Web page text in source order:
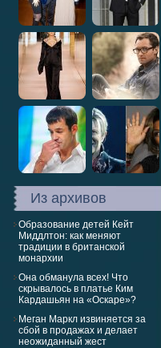
Из архивов
Образование детей Кейт
Миддлтон: как меняют
традиции в британской
монархии
Она обманула всех! Что
скрывалось в платье Ким
Кардашьян на «Оскаре»?
Меган Маркл извиняется за
сбой в продажах и делает
неожиданный жест